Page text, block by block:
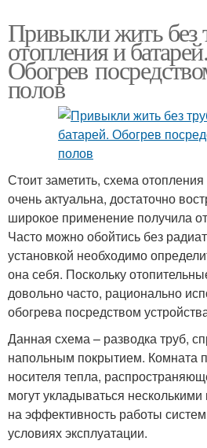
Привыкли жить без
отопления и батарей.
Обогрев
полов
Стоит заметить, схема
очень актуальна, достаточно
широкое применение получила
Часто можно обойтись без
установкой необходимо
она себя. Поскольку
довольно часто, рационально
обогрева посредством
Данная схема – разводка труб,
напольным покрытием. Комната
носителя тепла,
могут укладываться
на эффективность работы
условиях эксплуатации.